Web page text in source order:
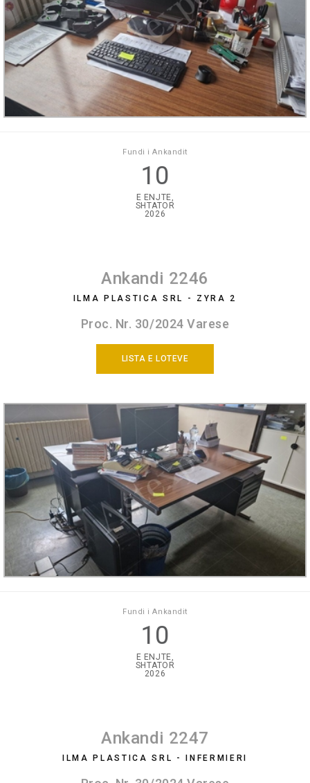
Fundi i Ankandit
10
E ENJTE,
SHTATOR
2026
Ankandi 2246
ILMA PLASTICA SRL - ZYRA 2
Proc. Nr. 30/2024 Varese
LISTA E LOTEVE
Fundi i Ankandit
10
E ENJTE,
SHTATOR
2026
Ankandi 2247
ILMA PLASTICA SRL - INFERMIERI